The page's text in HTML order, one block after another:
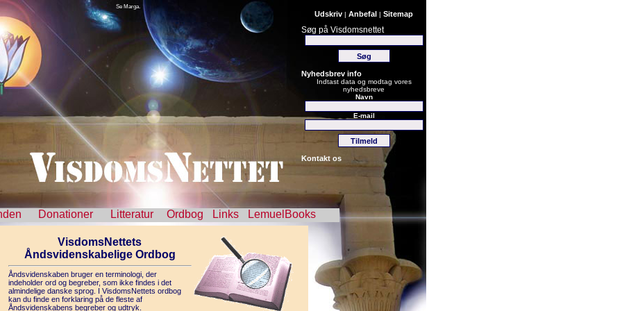
Udskriv | Anbefal | Sitemap
Søg på Visdomsnettet
Nyhedsbrev info
Indtast data og modtag vores
nyhedsbreve
Navn
E-mail
Kontakt os
Se Marga.
Donationer Litteratur Ordbog Links LemuelBooks
VisdomsNettets
Åndsvidenskabelige Ordbog
Åndsvidenskaben bruger en terminologi, der
indeholder ord og begreber, som ikke findes i det
almindelige danske sprog. I VisdomsNettets ordbog
kan du finde en forklaring på de fleste af
Åndsvidenskabens begreber og udtryk.